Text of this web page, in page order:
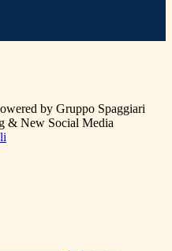
by Gruppo Spaggiari
& New Social Media